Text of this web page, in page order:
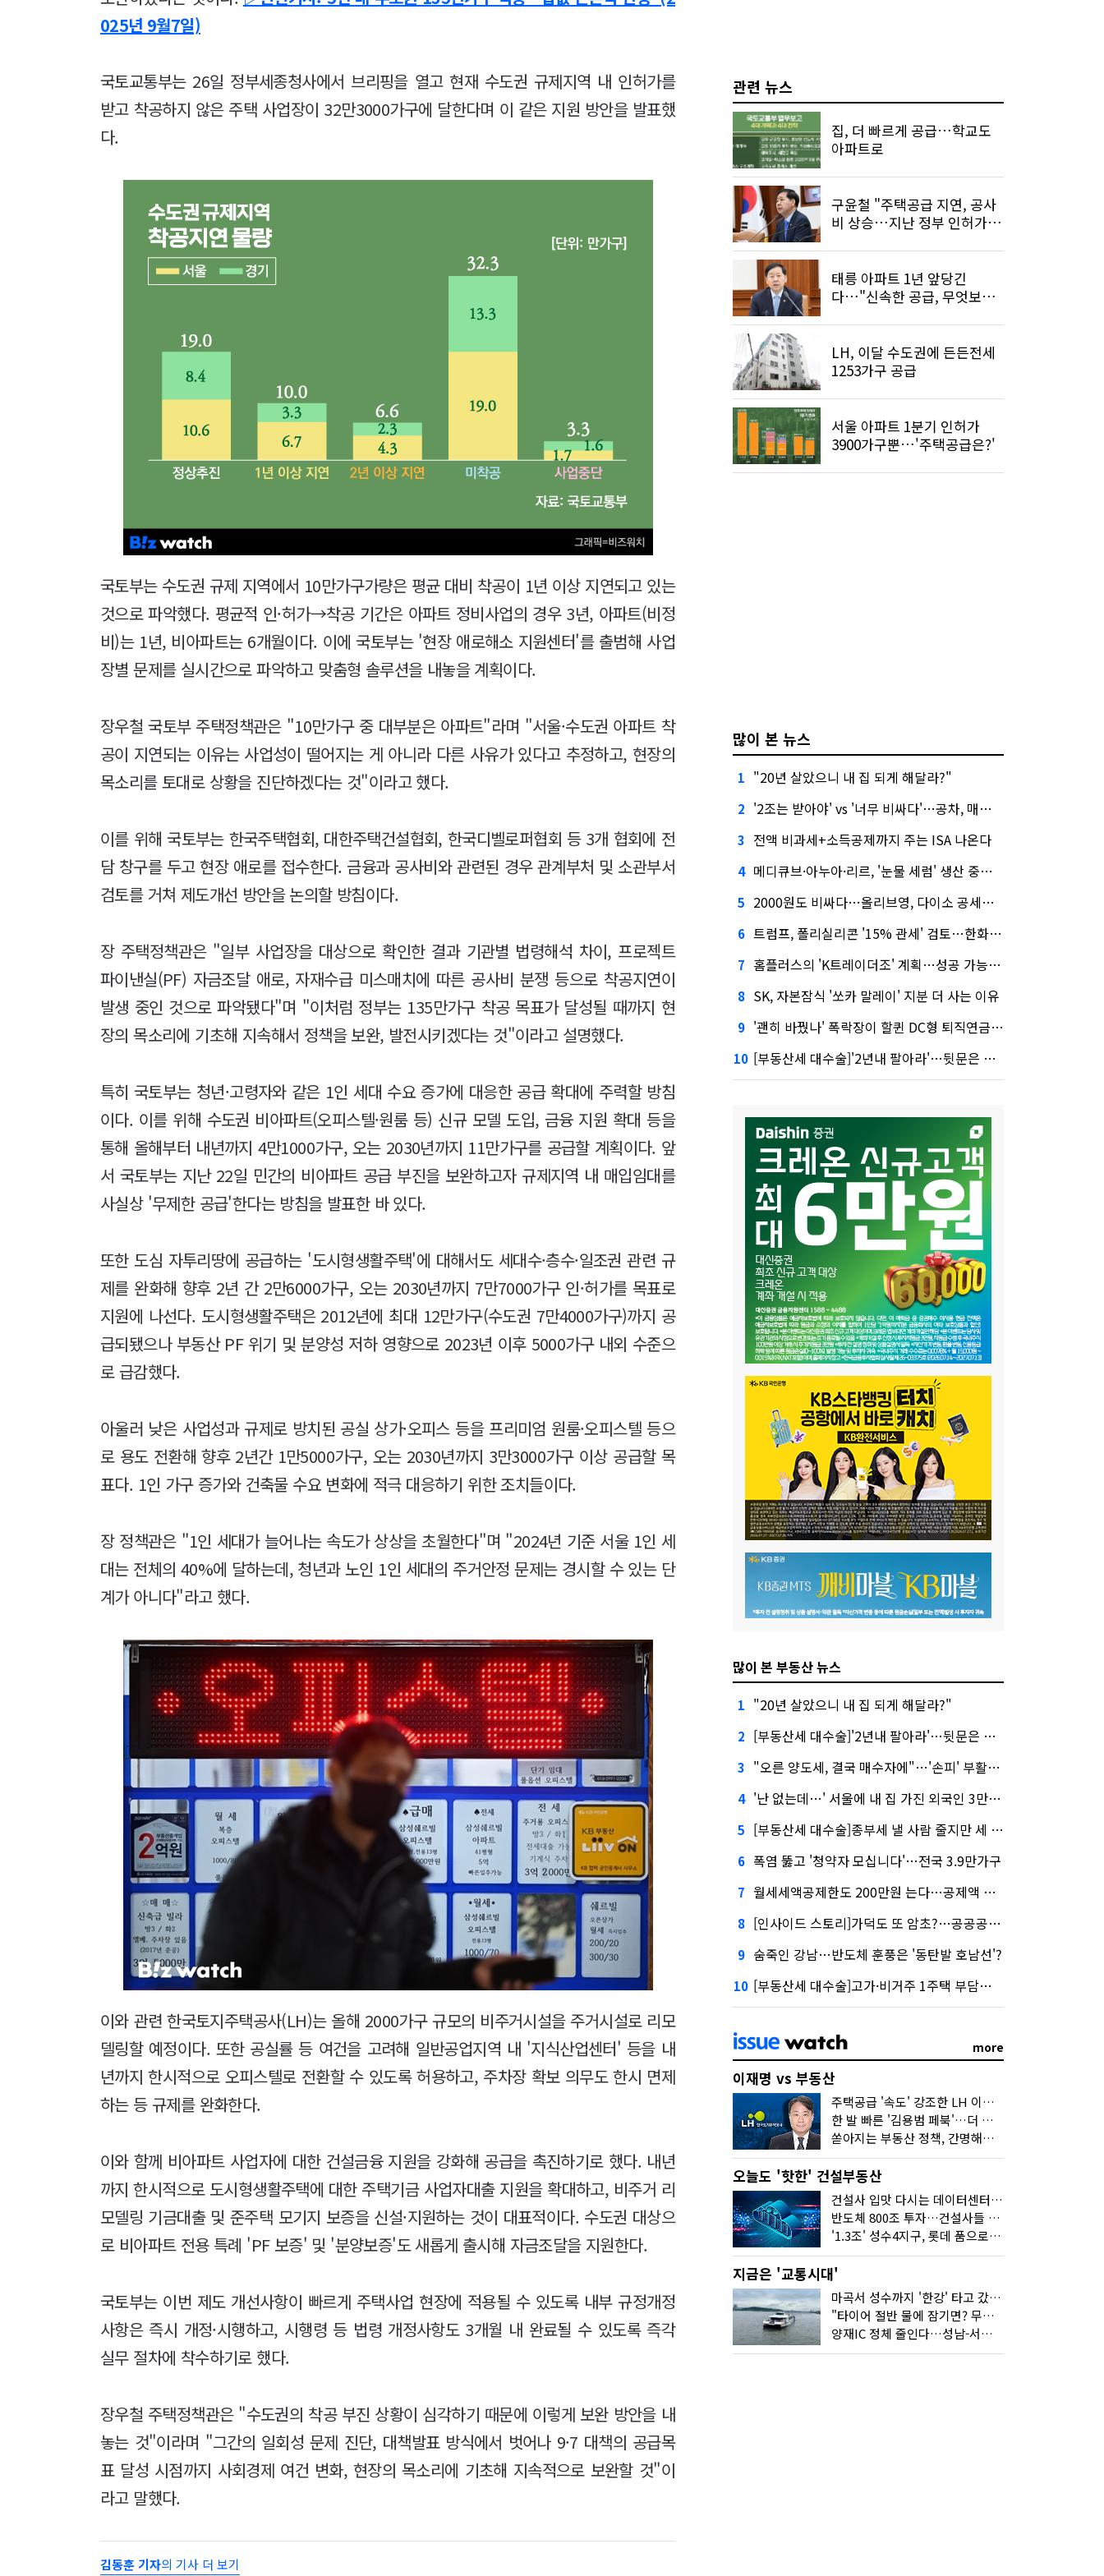
025년 9월7일)
국토교통부는 26일 정부세종청사에서 브리핑을 열고 현재 수도권 규제지역 내 인허가를
받고 착공하지 않은 주택 사업장이 32만3000가구에 달한다며 이 같은 지원 방안을 발표했
다.
국토부는 수도권 규제 지역에서 10만가구가량은 평균 대비 착공이 1년 이상 지연되고 있는
것으로 파악했다. 평균적 인·허가→착공 기간은 아파트 정비사업의 경우 3년, 아파트(비정
비)는 1년, 비아파트는 6개월이다. 이에 국토부는 '현장 애로해소 지원센터'를 출범해 사업
장별 문제를 실시간으로 파악하고 맞춤형 솔루션을 내놓을 계획이다.
장우철 국토부 주택정책관은 "10만가구 중 대부분은 아파트"라며 "서울·수도권 아파트 착
공이 지연되는 이유는 사업성이 떨어지는 게 아니라 다른 사유가 있다고 추정하고, 현장의
목소리를 토대로 상황을 진단하겠다는 것"이라고 했다.
이를 위해 국토부는 한국주택협회, 대한주택건설협회, 한국디벨로퍼협회 등 3개 협회에 전
담 창구를 두고 현장 애로를 접수한다. 금융과 공사비와 관련된 경우 관계부처 및 소관부서
검토를 거쳐 제도개선 방안을 논의할 방침이다.
장 주택정책관은 "일부 사업장을 대상으로 확인한 결과 기관별 법령해석 차이, 프로젝트
파이낸실(PF) 자금조달 애로, 자재수급 미스매치에 따른 공사비 분쟁 등으로 착공지연이
발생 중인 것으로 파악됐다"며 "이처럼 정부는 135만가구 착공 목표가 달성될 때까지 현
장의 목소리에 기초해 지속해서 정책을 보완, 발전시키겠다는 것"이라고 설명했다.
특히 국토부는 청년·고령자와 같은 1인 세대 수요 증가에 대응한 공급 확대에 주력할 방침
이다. 이를 위해 수도권 비아파트(오피스텔·원룸 등) 신규 모델 도입, 금융 지원 확대 등을
통해 올해부터 내년까지 4만1000가구, 오는 2030년까지 11만가구를 공급할 계획이다. 앞
서 국토부는 지난 22일 민간의 비아파트 공급 부진을 보완하고자 규제지역 내 매입임대를
사실상 '무제한 공급'한다는 방침을 발표한 바 있다.
또한 도심 자투리땅에 공급하는 '도시형생활주택'에 대해서도 세대수·층수·일조권 관련 규
제를 완화해 향후 2년 간 2만6000가구, 오는 2030년까지 7만7000가구 인·허가를 목표로
지원에 나선다. 도시형생활주택은 2012년에 최대 12만가구(수도권 7만4000가구)까지 공
급되됐으나 부동산 PF 위기 및 분양성 저하 영향으로 2023년 이후 5000가구 내외 수준으
로 급감했다.
아울러 낮은 사업성과 규제로 방치된 공실 상가·오피스 등을 프리미엄 원룸·오피스텔 등으
로 용도 전환해 향후 2년간 1만5000가구, 오는 2030년까지 3만3000가구 이상 공급할 목
표다. 1인 가구 증가와 건축물 수요 변화에 적극 대응하기 위한 조치들이다.
장 정책관은 "1인 세대가 늘어나는 속도가 상상을 초월한다"며 "2024년 기준 서울 1인 세
대는 전체의 40%에 달하는데, 청년과 노인 1인 세대의 주거안정 문제는 경시할 수 있는 단
계가 아니다"라고 했다.
이와 관련 한국토지주택공사(LH)는 올해 2000가구 규모의 비주거시설을 주거시설로 리모
델링할 예정이다. 또한 공실률 등 여건을 고려해 일반공업지역 내 '지식산업센터' 등을 내
년까지 한시적으로 오피스텔로 전환할 수 있도록 허용하고, 주차장 확보 의무도 한시 면제
하는 등 규제를 완화한다.
이와 함께 비아파트 사업자에 대한 건설금융 지원을 강화해 공급을 촉진하기로 했다. 내년
까지 한시적으로 도시형생활주택에 대한 주택기금 사업자대출 지원을 확대하고, 비주거 리
모델링 기금대출 및 준주택 모기지 보증을 신설·지원하는 것이 대표적이다. 수도권 대상으
로 비아파트 전용 특례 'PF 보증' 및 '분양보증'도 새롭게 출시해 자금조달을 지원한다.
국토부는 이번 제도 개선사항이 빠르게 주택사업 현장에 적용될 수 있도록 내부 규정개정
사항은 즉시 개정·시행하고, 시행령 등 법령 개정사항도 3개월 내 완료될 수 있도록 즉각
실무 절차에 착수하기로 했다.
장우철 주택정책관은 "수도권의 착공 부진 상황이 심각하기 때문에 이렇게 보완 방안을 내
놓는 것"이라며 "그간의 일회성 문제 진단, 대책발표 방식에서 벗어나 9·7 대책의 공급목
표 달성 시점까지 사회경제 여건 변화, 현장의 목소리에 기초해 지속적으로 보완할 것"이
라고 말했다.
김동훈 기자의 기사 더 보기
관련 뉴스
집, 더 빠르게 공급…학교도
아파트로
구윤철 "주택공급 지연, 공사
비 상승…지난 정부 인허가
태릉 아파트 1년 앞당긴
다…"신속한 공급, 무엇보다
LH, 이달 수도권에 든든전세
1253가구 공급
서울 아파트 1분기 인허가
3900가구뿐…'주택공급은?'
많이 본 뉴스
1 "20년 살았으니 내 집 되게 해달라?"
2 '2조는 받아야' vs '너무 비싸다'…공차, 매각 성공할까
3 전액 비과세+소득공제까지 주는 ISA 나온다
4 메디큐브·아누아·리르, '눈물 세럼' 생산 중단한다
5 2000원도 비싸다…올리브영, 다이소 공세에 '가성비'로 맞불
6 트럼프, 폴리실리콘 '15% 관세' 검토…한화큐셀·OCI 영향은?
7 홈플러스의 'K트레이더조' 계획…성공 가능성은 '글쎄'
8 SK, 자본잠식 '쏘카 말레이' 지분 더 사는 이유
9 '괜히 바꿨나' 폭락장이 할퀸 DC형 퇴직연금…전문가 조언은
10 [부동산세 대수술]'2년내 팔아라'…뒷문은 열었다
많이 본 부동산 뉴스
1 "20년 살았으니 내 집 되게 해달라?"
2 [부동산세 대수술]'2년내 팔아라'…뒷문은 열었다
3 "오른 양도세, 결국 매수자에"…'손피' 부활할까?
4 '난 없는데…' 서울에 내 집 가진 외국인 3만3000명
5 [부동산세 대수술]종부세 낼 사람 줄지만 세 부담 커진다
6 폭염 뚫고 '청약자 모십니다'…전국 3.9만가구
7 월세세액공제한도 200만원 는다…공제액 최대 54만원↑
8 [인사이드 스토리]가덕도 또 암초?…공공공사의 '굴레'
9 숨죽인 강남…반도체 훈풍은 '동탄발 호남선'?
10 [부동산세 대수술]고가·비거주 1주택 부담…'대전족'도 불똥
more
이재명 vs 부동산
주택공급 '속도' 강조한 LH 이성훈 "전력질주해야"
한 발 빠른 '김용범 페북'…더 강한 부동산 규제 나오나
쏟아지는 부동산 정책, 간명해져야
오늘도 '핫한' 건설부동산
건설사 입맛 다시는 데이터센터…암초는 '주민 반대'
반도체 800조 투자…건설사들 "물 들어온다!"
'1.3조' 성수4지구, 롯데 품으로…'성수르엘 S70' 거듭
지금은 '교통시대'
마곡서 성수까지 '한강' 타고 갔습니다
"타이어 절반 물에 잠기면? 무조건 탈출하세요"
양재IC 정체 줄인다…성남-서초 고속도로 2029년 착공